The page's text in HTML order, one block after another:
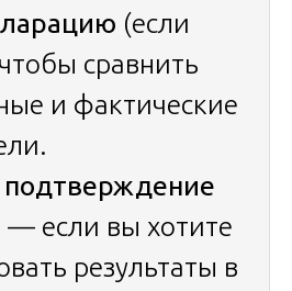
(если
сравнить
и фактические
— если вы хотите
результаты в